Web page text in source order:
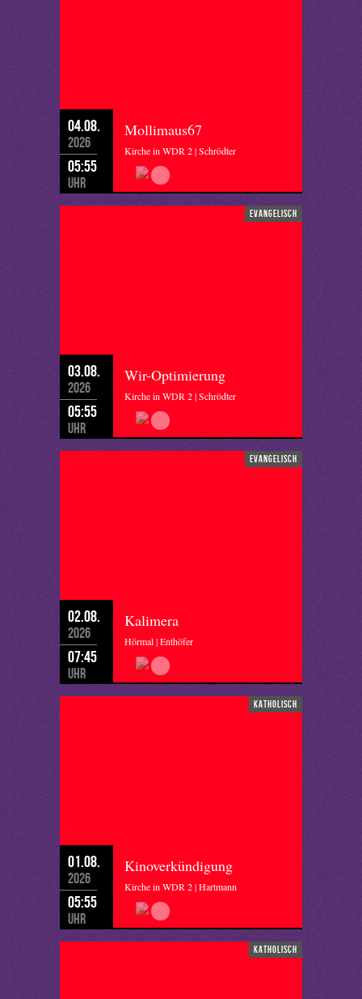
04.08.
2026
05:55
Uhr
Mollimaus67
Kirche in WDR 2 | Schrödter
evangelisch
03.08.
2026
05:55
Uhr
Wir-Optimierung
Kirche in WDR 2 | Schrödter
evangelisch
02.08.
2026
07:45
Uhr
Kalimera
Hörmal | Enthöfer
katholisch
01.08.
2026
05:55
Uhr
Kinoverkündigung
Kirche in WDR 2 | Hartmann
katholisch